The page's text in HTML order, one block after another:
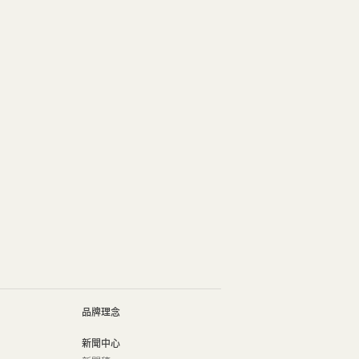
品牌理念
新聞中心